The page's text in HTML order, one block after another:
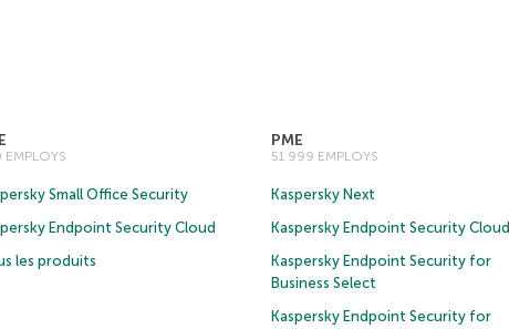
EMPLOYS
Small Office Security
Endpoint Security Cloud
les produits
PME
51 999 EMPLOYS
Kaspersky Next
Kaspersky Endpoint Security Cloud
Kaspersky Endpoint Security for
Business Select
Kaspersky Endpoint Security for